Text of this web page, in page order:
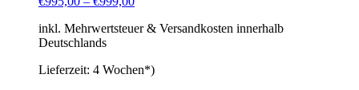
inkl. Mehrwertsteuer & Versandkosten innerhalb
Deutschlands
Lieferzeit: 4 Wochen*)